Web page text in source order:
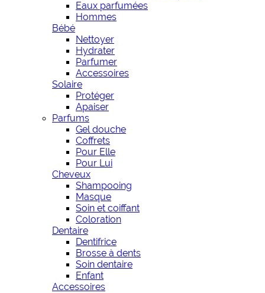
Eaux parfumées
Hommes
Bébé
Nettoyer
Hydrater
Parfumer
Accessoires
Solaire
Protéger
Apaiser
Parfums
Gel douche
Coffrets
Pour Elle
Pour Lui
Cheveux
Shampooing
Masque
Soin et coiffant
Coloration
Dentaire
Dentifrice
Brosse à dents
Soin dentaire
Enfant
Accessoires